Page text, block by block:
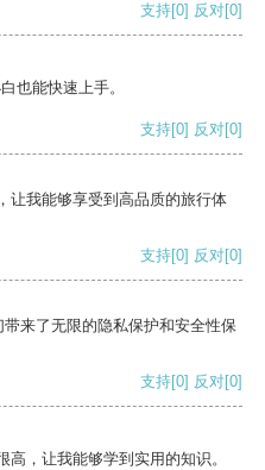
支持[0] 反对[0]
也能快速上手。
支持[0] 反对[0]
让我能够享受到高品质的旅行体
支持[0] 反对[0]
来了无限的隐私保护和安全性保
支持[0] 反对[0]
，让我能够学到实用的知识。